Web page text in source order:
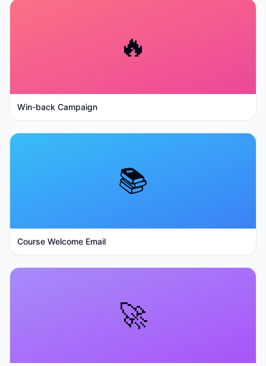
🔥
Win-back Campaign
📚
Course Welcome Email
🚀